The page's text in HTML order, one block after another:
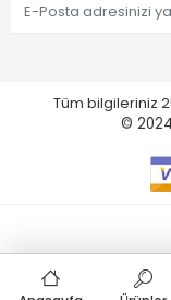
Tüm bilgileriniz
©